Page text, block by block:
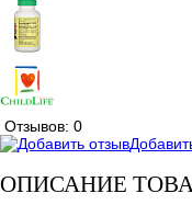
Отзывов: 0
ОПИСАНИЕ